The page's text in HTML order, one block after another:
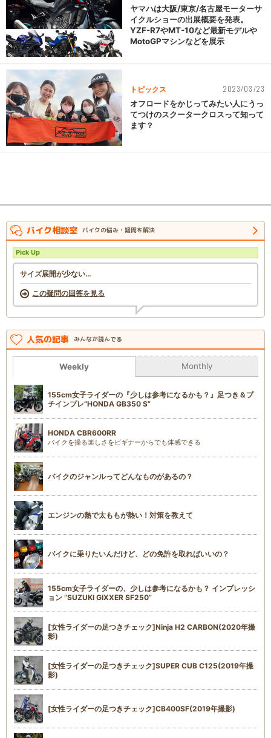
ヤマハは大阪/東京/名古屋モーターサ
イクルショーの出展概要を発表。
YZF-R7やMT-10など最新モデルや
MotoGPマシンなどを展示
トピックス 2023/03/23
オフロードをかじってみたい人にうっ
てつけのスクータークロスって知って
ます？
バイク相談室 バイクの悩み・疑問を解決
Pick Up
サイズ展開が少ない…
この疑問の回答を見る
人気の記事 みんなが読んでる
Weekly Monthly
155cm女子ライダーの『少しは参考になるかも？』足つき＆プ
チインプレ“HONDA GB350 S”
HONDA CBR600RR
バイクを操る楽しさをビギナーからでも体感できる
バイクのジャンルってどんなものがあるの？
エンジンの熱で太ももが熱い！対策を教えて
バイクに乗りたいんだけど、どの免許を取ればいいの？
155cm女子ライダーの、少しは参考になるかも？ インプレッシ
ョン “SUZUKI GIXXER SF250”
[女性ライダーの足つきチェック]Ninja H2 CARBON(2020年撮
影)
[女性ライダーの足つきチェック]SUPER CUB C125(2019年撮
影)
[女性ライダーの足つきチェック]CB400SF(2019年撮影)